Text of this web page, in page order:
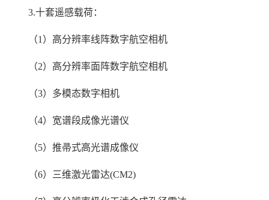
3.十套遥感载荷：
（1）高分辨率线阵数字航空相机
（2）高分辨率面阵数字航空相机
（3）多模态数字相机
（4）宽谱段成像光谱仪
（5）推帚式高光谱成像仪
（6）三维激光雷达(CM2)